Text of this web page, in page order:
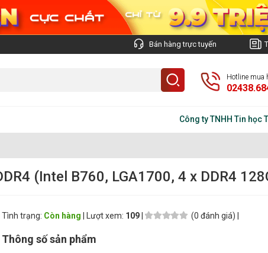
Bán hàng trực tuyến
Hotline mua
Công ty TNHH Tin học Trí
(Intel B760, LGA1700, 4 x DDR4
Tình trạng: Còn hàng | Lượt xem: 109| (0 đánh giá) |
Thông số sản phẩm